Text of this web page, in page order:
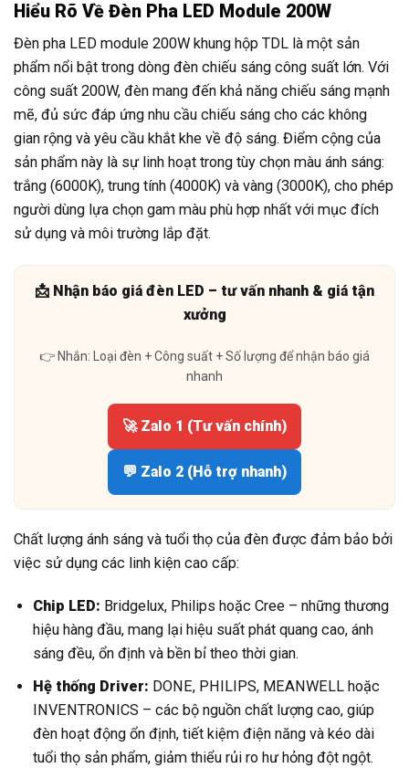
Hiểu Rõ Về Đèn Pha LED Module 200W
Đèn pha LED module 200W khung hộp TDL là một sản
phẩm nổi bật trong dòng đèn chiếu sáng công suất lớn. Với
công suất 200W, đèn mang đến khả năng chiếu sáng mạnh
mẽ, đủ sức đáp ứng nhu cầu chiếu sáng cho các không
gian rộng và yêu cầu khắt khe về độ sáng. Điểm cộng của
sản phẩm này là sự linh hoạt trong tùy chọn màu ánh sáng:
trắng (6000K), trung tính (4000K) và vàng (3000K), cho phép
người dùng lựa chọn gam màu phù hợp nhất với mục đích
sử dụng và môi trường lắp đặt.
📩 Nhận báo giá đèn LED – tư vấn nhanh & giá tận
xưởng
👉 Nhắn: Loại đèn + Công suất + Số lượng để nhận báo giá
nhanh
🚀 Zalo 1 (Tư vấn chính)
💬 Zalo 2 (Hỗ trợ nhanh)
Chất lượng ánh sáng và tuổi thọ của đèn được đảm bảo bởi
việc sử dụng các linh kiện cao cấp:
Chip LED: Bridgelux, Philips hoặc Cree – những thương
hiệu hàng đầu, mang lại hiệu suất phát quang cao, ánh
sáng đều, ổn định và bền bỉ theo thời gian.
Hệ thống Driver: DONE, PHILIPS, MEANWELL hoặc
INVENTRONICS – các bộ nguồn chất lượng cao, giúp
đèn hoạt động ổn định, tiết kiệm điện năng và kéo dài
tuổi thọ sản phẩm, giảm thiểu rủi ro hư hỏng đột ngột.